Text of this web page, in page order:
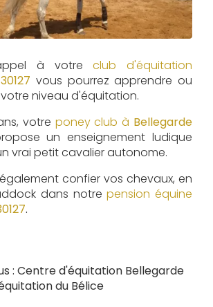
à votreclub d'équitation
vous pourrez apprendre ou
niveau d'équitation.
votre poney club à Bellegarde
un enseignement ludique
vrai petit cavalier autonome.
confier vos chevaux, en
dans notrepension équine
.
: Centre d'équitation Bellegarde
du Bélice